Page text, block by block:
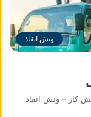
ونش انقاذ
كار – ونش انقاذ